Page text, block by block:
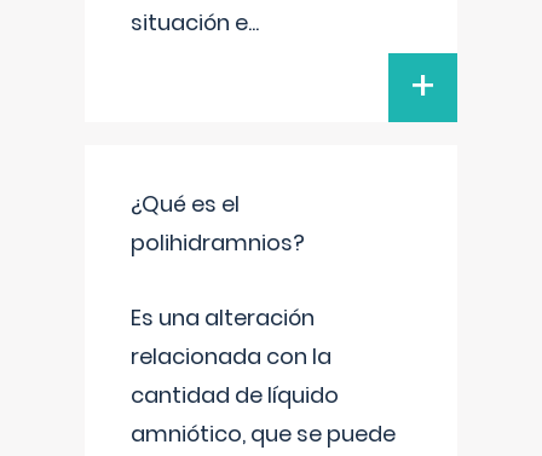
situación e...
+
¿Qué es el
polihidramnios?
Es una alteración
relacionada con la
cantidad de líquido
amniótico, que se puede